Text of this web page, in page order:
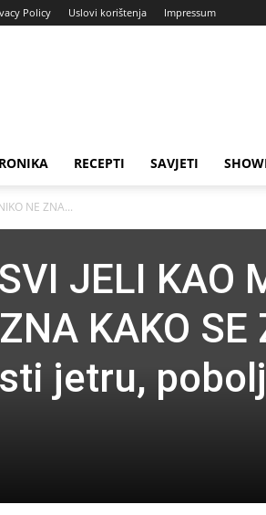
Policy Uslovi korištenja Impressum
RECEPTI SAVJETI
NE ZNA...
JELI KAO
KAKO SE
jetru,